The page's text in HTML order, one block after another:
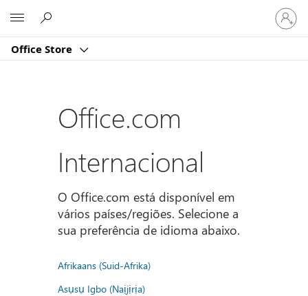
Office Store
Iniciar
sessão
na
Office.com
Internacional
O Office.com está disponível em
vários países/regiões. Selecione a
sua preferência de idioma abaixo.
Afrikaans (Suid-Afrika)
Asụsụ Igbo (Naịjịrịa)